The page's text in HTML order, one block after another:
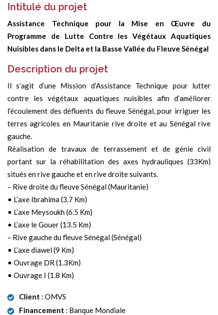
Intitulé du projet
Assistance Technique pour la Mise en Œuvre du
Programme de Lutte Contre les Végétaux Aquatiques
Nuisibles dans le Delta et la Basse Vallée du Fleuve Sénégal
Description du projet
Il s’agit d’une Mission d’Assistance Technique pour lutter
contre les végétaux aquatiques nuisibles afin d’améliorer
l’écoulement des défluents du fleuve Sénégal, pour irriguer les
terres agricoles en Mauritanie rive droite et au Sénégal rive
gauche.
Réalisation de travaux de terrassement et de génie civil
portant sur la réhabilitation des axes hydrauliques (33Km)
situés en rive gauche et en rive droite suivants.
– Rive droite du fleuve Sénégal (Mauritanie)
• L’axe Ibrahima (3.7 Km)
• L’axe Meysoukh (6.5 Km)
• L’axe le Gouer (13.5 Km)
– Rive gauche du fleuve Sénégal (Sénégal)
• L’axe diawel (9 Km)
• Ouvrage DR (1.3Km)
• Ouvrage I (1.8 Km)
Client : OMVS
Financement : Banque Mondiale